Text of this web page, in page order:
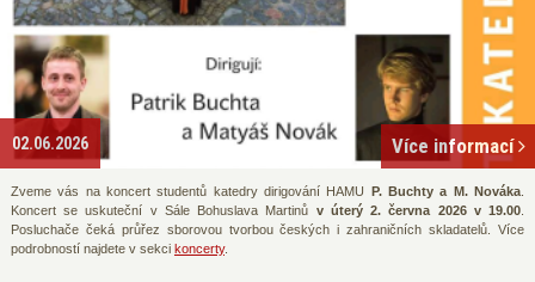
02.06.2026 Více informací
Zveme vás na koncert studentů katedry dirigování HAMU P. Buchty a M. Nováka
Koncert se uskuteční v Sále Bohuslava Martinů v úterý 2. června 2026 v 19.00
Posluchače čeká průřez sborovou tvorbou českých i zahraničních skladatelů. Více
podrobností najdete v sekci koncerty.